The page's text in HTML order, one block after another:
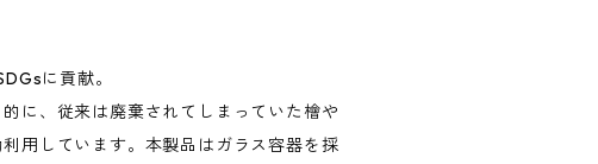
に貢献。
に、従来は廃棄されてしまっていた檜や
用しています。本製品はガラス容器を採